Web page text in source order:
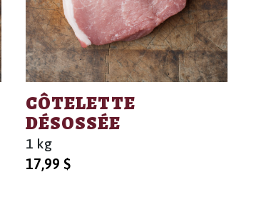
CÔTELETTE
DÉSOSSÉE
1 kg
17,99$